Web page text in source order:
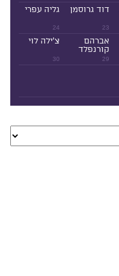
23
דוד גרוסמן
24
גליה עפרי
29
אברהם
קורנפלד
30
צ'ילה לוי